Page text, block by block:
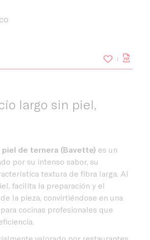
largo sin piel,
piel de ternera (Bavette) es un
por su intenso sabor, su
textura de fibra larga. Al
facilita la preparación y el
la pieza, convirtiéndose en una
cocinas profesionales que